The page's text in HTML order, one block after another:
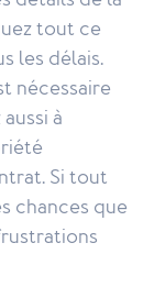
tout ce
les délais.
nécessaire
à
Si tout
chances que